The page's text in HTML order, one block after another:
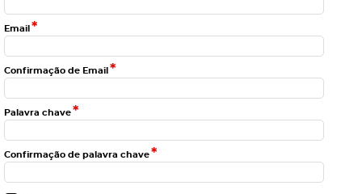
Email *
Confirmação de Email *
Palavra chave*
Confirmação de palavra chave*